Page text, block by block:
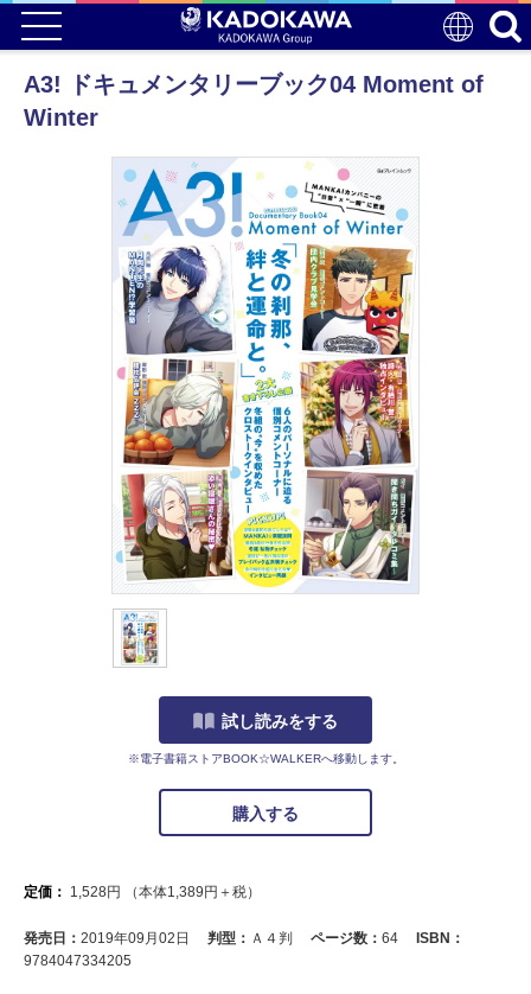
A3! ドキュメンタリーブック04 Moment of
Winter
試し読みをする
※電子書籍ストアBOOK☆WALKERへ移動します。
購入する
定価： 1,528円 （本体1,389 円＋税）
発売日： 2019年09月02日 判型： Ａ４判 ページ数： 64
ISBN：
9784047334205